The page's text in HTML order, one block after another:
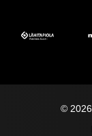
© 2026